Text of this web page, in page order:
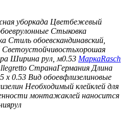
уборкада Цветбежевый
рулонные Стыковка
Стиль обоевскандинавский,
Светоустойчивостьхорошая
Ширина рул, м0.53 МаркаRasch
СтранаГермания Длина
х 0.53 Вид обоевфлизелиновые
Необходимый клейклей для
монтажаклей наносится
рул